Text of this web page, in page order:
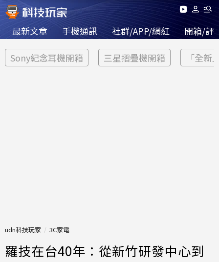
最新文章 手機通訊 社群/APP/網紅 開箱/評
Sony紀念耳機開箱 三星摺疊機開箱 「全新
udn科技玩家 3C家電
羅技在台40年：從新竹研發中心到